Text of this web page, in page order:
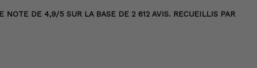
NOTE DE 4,9/5 SUR LA BASE DE 2 612 AVIS. RECUEILLIS PAR